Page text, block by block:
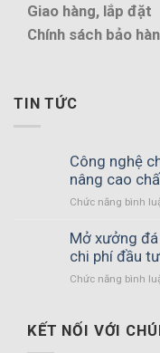
Giao hàng, lắp đặt
Chính sách bảo
TIN TỨC
Công nghệ
nâng cao
Chức năng bình
Mở xưởng
chi phí đầu
Chức năng bình
KẾT NỐI VỚI